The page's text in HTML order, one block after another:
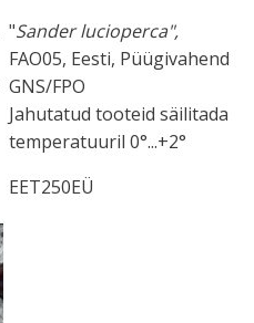
"Sander lucioperca",
FAO05, Eesti, Püügivahend
GNS/FPO
Jahutatud tooteid säilitada
temperatuuril 0°...+2°
EET250EÜ